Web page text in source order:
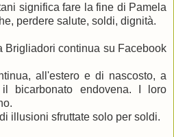
significa fare la fine di Pamela
perdere salute, soldi, dignità.
Brigliadori continua su Facebook
all'estero e di nascosto, a
bicarbonato endovena. I loro
illusioni sfruttate solo per soldi.